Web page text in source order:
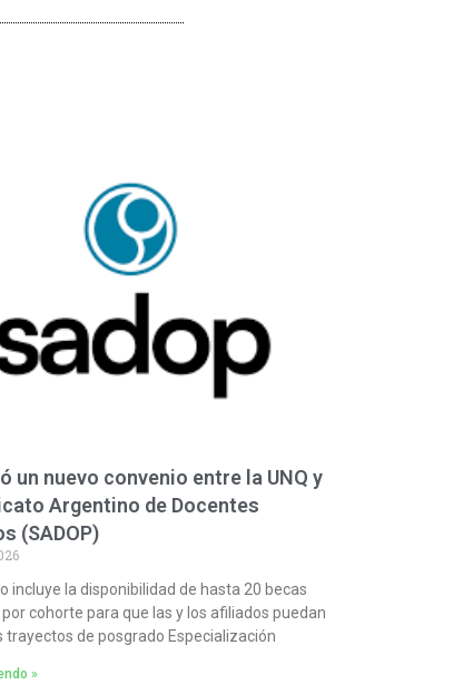
un nuevo convenio entre la UNQ y
Argentino de Docentes
(SADOP)
incluye la disponibilidad de hasta 20 becas
cohorte para que las y los afiliados puedan
trayectos de posgrado Especialización
»